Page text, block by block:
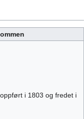
i 1803 og fredet i